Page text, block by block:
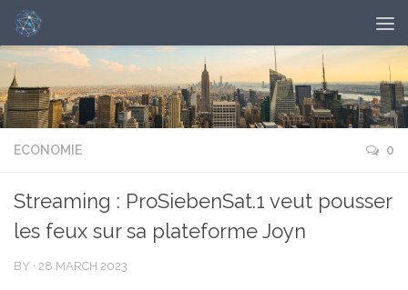
ECONOMIE 0
Streaming : ProSiebenSat.1 veut pousser
les feux sur sa plateforme Joyn
BY · 28 MARCH 2023